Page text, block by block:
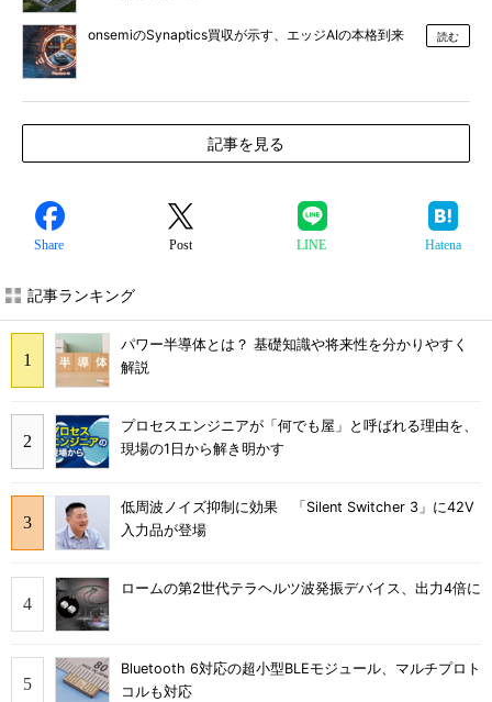
onsemiのSynaptics買収が示す、エッジAIの本格到来 読む
記事を見る
Share Post LINE Hatena
記事ランキング
パワー半導体とは？ 基礎知識や将来性を分かりやすく
解説
プロセスエンジニアが「何でも屋」と呼ばれる理由を、
現場の1日から解き明かす
低周波ノイズ抑制に効果 「Silent Switcher 3」に42V
入力品が登場
ロームの第2世代テラヘルツ波発振デバイス、出力4倍に
Bluetooth 6対応の超小型BLEモジュール、マルチプロト
コルも対応